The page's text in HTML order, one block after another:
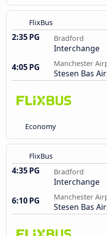
FlixBus
2:35 PG Bradford
Interchange
4:05 PG
Manchester
Stesen Bas
Economy
FlixBus
4:35 PG Bradford
Interchange
6:10 PG
Manchester
Stesen Bas